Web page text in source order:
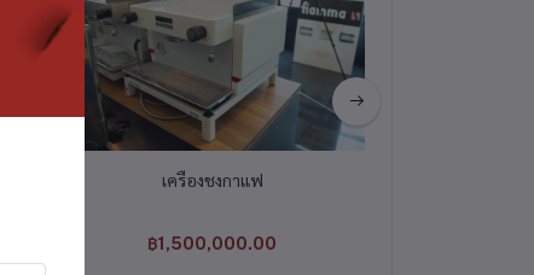
เครื่องชงกาแฟ
฿1,500,000.00